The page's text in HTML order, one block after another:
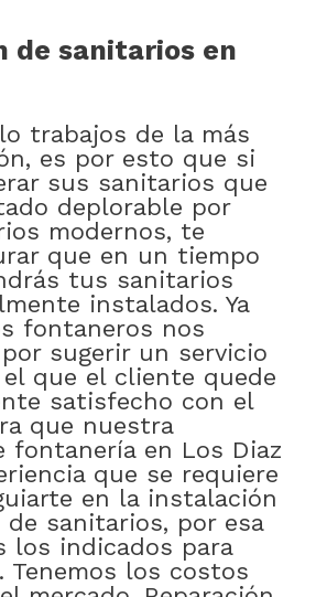
de sanitarios en
trabajos de la más
es por esto que si
sus sanitarios que
deplorable por
modernos, te
que en un tiempo
tus sanitarios
instalados. Ya
fontaneros nos
sugerir un servicio
que el cliente quede
satisfecho con el
que nuestra
fontanería en Los Diaz
que se requiere
en la instalación
de sanitarios, por esa
los indicados para
Tenemos los costos